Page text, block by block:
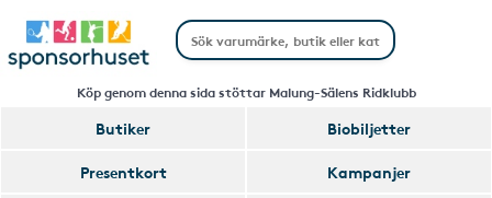
Köp genom denna sida stöttar Malung-Sälens Ridklubb
Butiker
Biobiljetter
Presentkort
Kampanjer